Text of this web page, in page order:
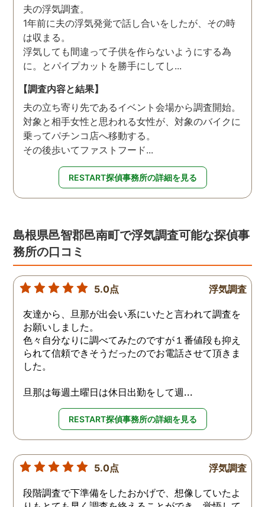
夫の浮気調査。
1年前に夫の浮気発覚で話し合いをしたが、その時
は収まる。
浮気しても間違って子供を作らないようにする為
に。とパイプカットを勝手にしてし...
【調査内容と結果】
夫の立ち寄り先であるイベント会場から調査開始。
対象と相手女性と思われる女性が、対象のバイクに
乗ってパチンコ店へ移動する。
その後歩いてファストフード...
RESTART探偵事務所の詳細を見る
島根県邑智郡邑南町で浮気調査可能な探偵事
務所の口コミ
5.0点 浮気調査
友達から、旦那が出会い系にいたと言われて調査を
お願いしました。
色々自分なりに調べてみたのですが１番値段も抑え
られて信頼できそうだったのでお電話させて頂きま
した。
旦那は毎週土曜日は休日出勤をして週...
RESTART探偵事務所の詳細を見る
5.0点 浮気調査
段階調査で下準備をしたおかげで、想像していたよ